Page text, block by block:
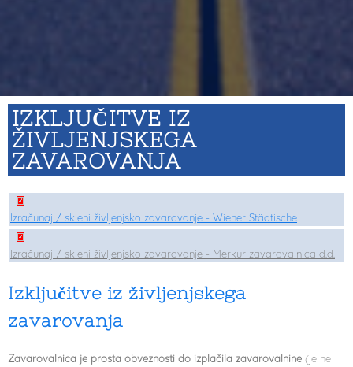
IZKLJUČITVE IZ
ŽIVLJENJSKEGA
ZAVAROVANJA
Izračunaj / skleni življenjsko zavarovanje - Wiener Stä dtische
Izračunaj / skleni življenjsko zavarovanje - Merkur zavarovalnica d.d.
Izključitve iz življenjskega
zavarovanja
Zavarovalnica je prosta obveznosti do izplačila zavarovalnine (je ne